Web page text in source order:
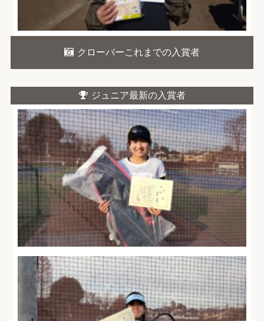
クローバーこれまでの入賞者
ジュニア最新の入賞者